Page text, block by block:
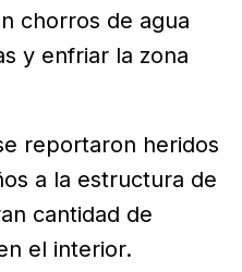
chorros de agua
y enfriar la zona
reportaron heridos
a la estructura de
cantidad de
el interior.